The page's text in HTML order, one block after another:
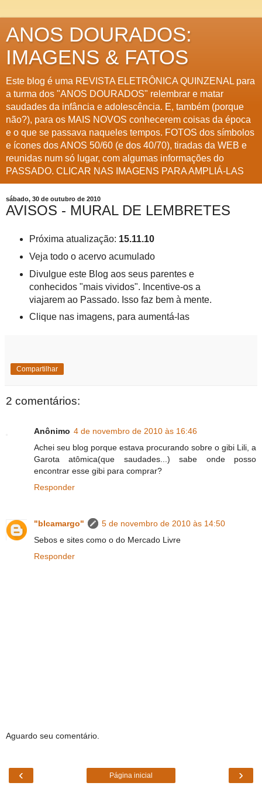
ANOS DOURADOS:
IMAGENS & FATOS
Este blog é uma REVISTA ELETRÔNICA QUINZENAL para
a turma dos "ANOS DOURADOS" relembrar e matar
saudades da infância e adolescência. E, também (porque
não?), para os MAIS NOVOS conhecerem coisas da época
e o que se passava naqueles tempos. FOTOS dos símbolos
e ícones dos ANOS 50/60 (e dos 40/70), tiradas da WEB e
reunidas num só lugar, com algumas informações do
PASSADO. CLICAR NAS IMAGENS PARA AMPLIÁ-LAS
sábado, 30 de outubro de 2010
AVISOS - MURAL DE LEMBRETES
Próxima atualização: 15.11.10
Veja todo o acervo acumulado
Divulgue este Blog aos seus parentes e
conhecidos "mais vividos". Incentive-os a
viajarem ao Passado. Isso faz bem à mente.
Clique nas imagens, para aumentá-las
Compartilhar
2 comentários:
Anônimo 4 de novembro de 2010 às 16:46
Achei seu blog porque estava procurando sobre o gibi Lili, a
Garota atômica(que saudades...) sabe onde posso
encontrar esse gibi para comprar?
Responder
"blcamargo"
5 de novembro de 2010 às 14:50
Sebos e sites como o do Mercado Livre
Responder
Aguardo seu comentário.
‹ ›
Página inicial